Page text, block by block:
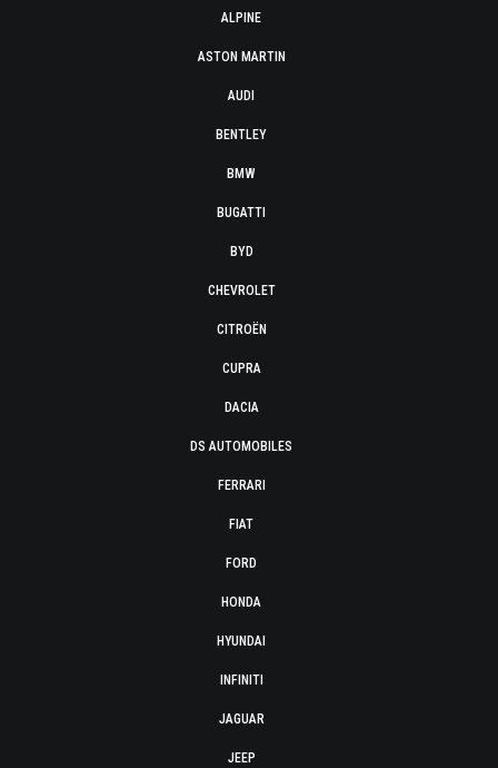
ALPINE
ASTON MARTIN
AUDI
BENTLEY
BMW
BUGATTI
BYD
CHEVROLET
CITROËN
CUPRA
DACIA
DS AUTOMOBILES
FERRARI
FIAT
FORD
HONDA
HYUNDAI
INFINITI
JAGUAR
JEEP